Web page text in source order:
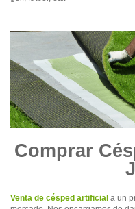
Comprar
Venta de césped artificial a un